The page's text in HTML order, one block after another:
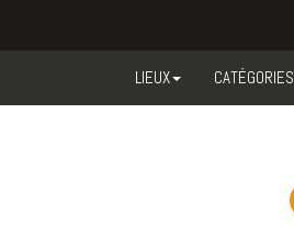
LIEUX CATÉGORIES